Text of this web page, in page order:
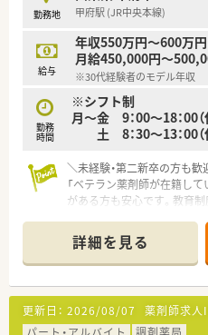
■調剤経験をお持ちの方は
経験の方でも、意欲的に業
■患者様の悩みに真摯に耳
忙しい際にも前向きに業務
す。
【求人情報について】
■年収は30代経験者のモデ
■昇給制度や各種手当が充実
加入や退職金制度など、将
す。
はなく、地域に密着しなが
可能です。
■山梨県内で17店舗の薬局
展開しており、地域の健康
す。
勤務地 甲府駅 (JR中央本線)
給与
年収550万円～600万円
月給450,000円～
※30代経験者のモデル年収
勤務
時間
※シフト制
月～金 9：00～18：00（
土 8：30～13：00（
＼未経験・第二新卒の方も歓
「ベテラン薬剤師が在籍し
がある方も安心です。教育
＊
【店舗情報と応需状況につい
■甲府駅から徒歩10分の好
や整形外科からの処方箋を
す。
■1日あたりの処方箋枚数は
詳細を見る
更新日： 2026/08/07 薬剤師求人